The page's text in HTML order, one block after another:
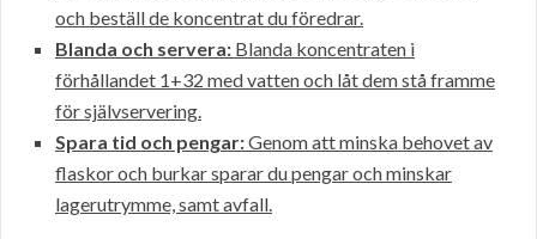
och beställ de koncentrat du föredrar.
Blanda och servera: Blanda koncentraten i
förhållandet 1+32 med vatten och låt dem stå framme
för självservering.
Spara tid och pengar:Genom att minska behovet av
flaskor och burkar sparar du pengar och minskar
lagerutrymme, samt avfall.